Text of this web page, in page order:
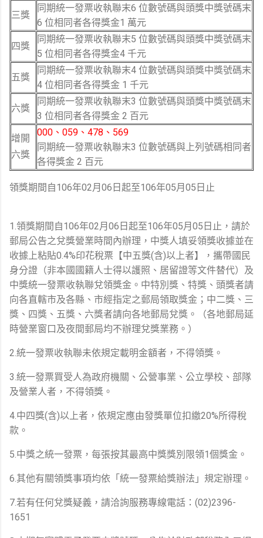
三獎
同期統一發票收執聯末6 位數號碼與頭獎中獎號碼末
6 位相同者各得獎金1 萬元
四獎
同期統一發票收執聯末5 位數號碼與頭獎中獎號碼末
5 位相同者各得獎金4 千元
五獎
同期統一發票收執聯末4 位數號碼與頭獎中獎號碼末
4 位相同者各得獎金 1 千元
六獎
同期統一發票收執聯末3 位數號碼與頭獎中獎號碼末
3 位相同者各得獎金 2 百元
增開
六獎
000、059、478、569
同期統一發票收執聯末3 位數號碼與上列號碼相同者
各得獎金 2 百元
領獎期間自106年02月06日起至106年05月05日止
1.領獎期間自106年02月06日起至106年05月05日止，請於
郵局公告之兌獎營業時間內辦理，中獎人填妥領獎收據並在
收據上粘貼0.4%印花稅票【中五獎(含)以上者】，攜帶國民
身分證（非本國國籍人士得以護照、居留證等文件替代）及
中獎統一發票收執聯兌領獎金。中特別獎、特獎、頭獎者請
向各直轄市及各縣、市經指定之郵局領取獎金；中二獎、三
獎、四獎、五獎、六獎者請向各地郵局兌獎。（各地郵局延
時營業窗口及夜間郵局均不辦理兌獎業務。）
2.統一發票收執聯未依規定載明金額者，不得領獎。
3.統一發票買受人為政府機關、公營事業、公立學校、部隊
及營業人者，不得領獎。
4.中四獎(含)以上者，依規定應由發獎單位扣繳20%所得稅
款。
5.中獎之統一發票，每張按其最高中獎獎別限領1個獎金。
6.其他有關領獎事項均依「統一發票給獎辦法」規定辦理。
7.若有任何兌獎疑義，請洽詢服務專線電話：(02)2396-
1651